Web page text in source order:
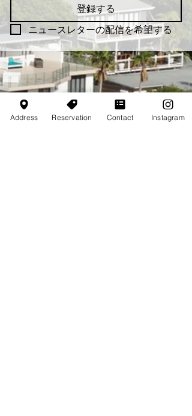
登録する
ニュースレターの配信を希望する
Address Reservation Contact Instagram